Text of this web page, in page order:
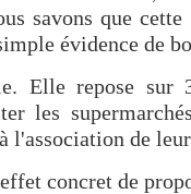
savons que
évidence de
Elle repose
les
l'association de
concret de